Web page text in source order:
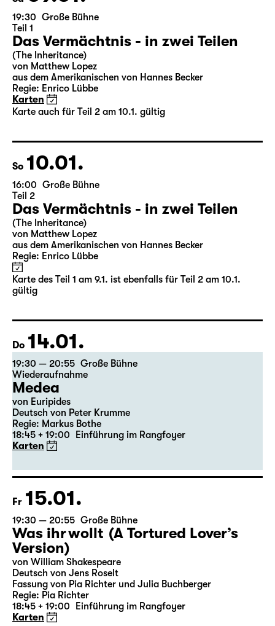
Sa 09.01.
19:30 Große Bühne
Teil 1
Das Vermächtnis - in zwei Teilen
(The Inheritance)
von Matthew Lopez
Karten
Karte auch für Teil 2 am 10.1. gültig
So 10.01.
16:00 Große Bühne
Teil 2
Das Vermächtnis - in zwei Teilen
(The Inheritance)
von Matthew Lopez
aus dem Amerikanischen von Hannes Becker
gültig
Do 14.01.
19:30 — 20:55 Große Bühne
Wiederaufnahme
Medea
von Euripides
Regie: Markus Bothe
18:45 + 19:00 Einführung im Rangfoyer
Karten
Fr 15.01.
19:30 — 20:55 Große Bühne
Was ihr wollt (A Tortured Lover’s
Version)
von William Shakespeare
Deutsch von Jens Roselt